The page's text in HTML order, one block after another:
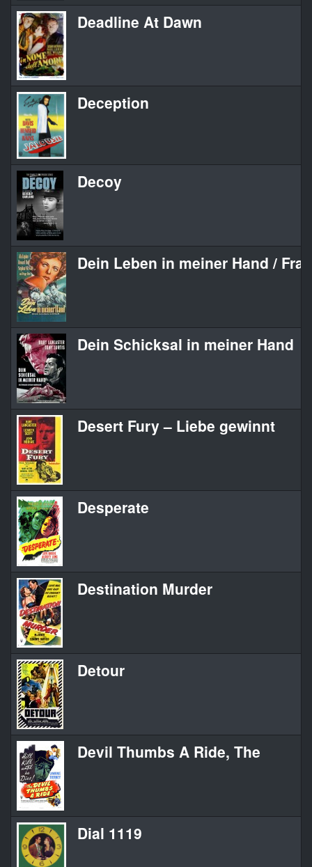
Deadline At Dawn
Deception
Decoy
Dein Leben in meiner Hand /
Dein Schicksal in meiner Hand
Desert Fury – Liebe gewinnt
Desperate
Destination Murder
Detour
Devil Thumbs A Ride, The
Dial 1119